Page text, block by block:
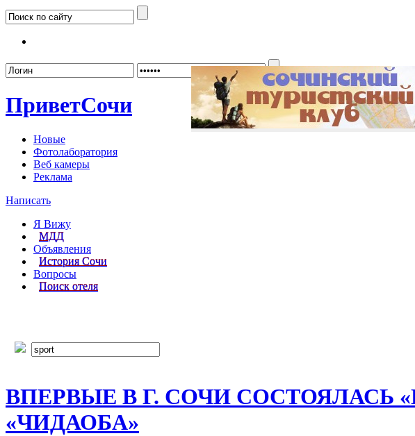
Забыли пароль?
ПриветСочи
Новые
Фотолаборатория
Веб камеры
Реклама
Написать
Я Вижу
МДД
Объявления
История Сочи
Вопросы
Поиск отеля
ВПЕРВЫЕ В Г. СОЧИ СОСТОЯЛАСЬ
«ЧИДАОБА»